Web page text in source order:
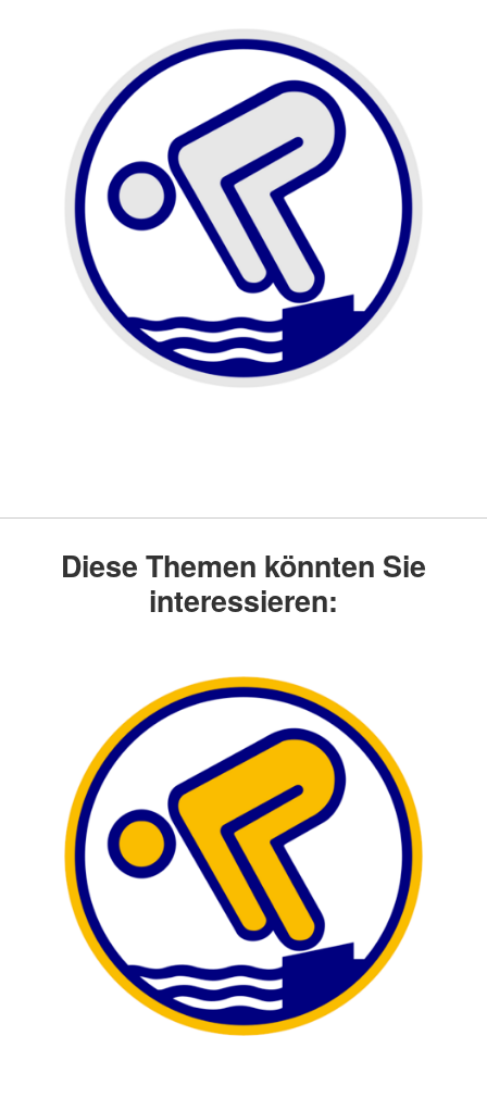
Diese Themen könnten Sie
interessieren: